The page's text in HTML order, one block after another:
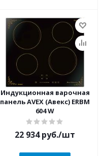
Индукционная варочная
панель AVEX (Авекс) ERBM
604 W
22 934руб./шт